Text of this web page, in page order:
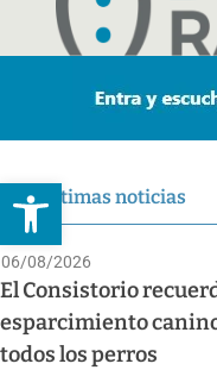
Abrir barra
Últimas noticias
06/08/2026
El Consistorio
esparcimiento
todos los perros